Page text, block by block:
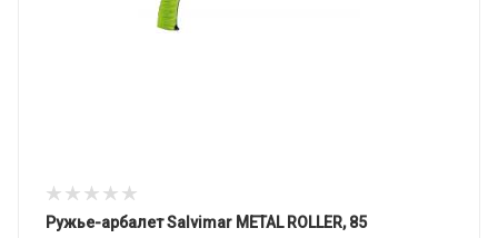
Ружье-арбалет Salvimar METAL ROLLER, 85